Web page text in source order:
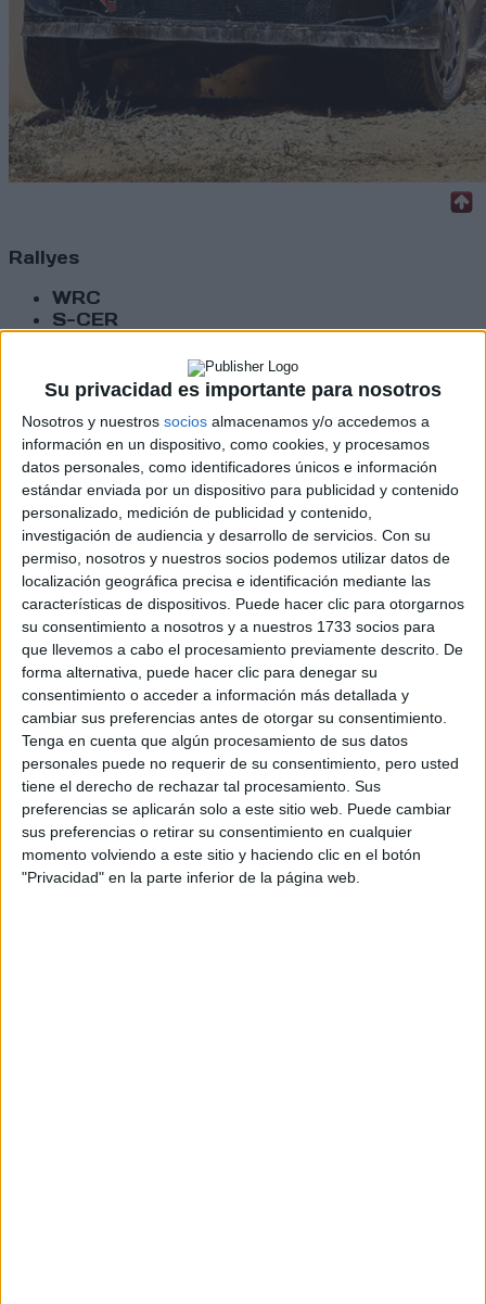
Su privacidad es importante para nosotros
Nosotros y nuestros socios almacenamos y/o accedemos a
información en un dispositivo, como cookies, y procesamos
datos personales, como identificadores únicos e información
estándar enviada por un dispositivo para publicidad y contenido
personalizado, medición de publicidad y contenido,
investigación de audiencia y desarrollo de servicios. Con su
permiso, nosotros y nuestros socios podemos utilizar datos de
localización geográfica precisa e identificación mediante las
características de dispositivos. Puede hacer clic para otorgarnos
su consentimiento a nosotros y a nuestros 1733 socios para
que llevemos a cabo el procesamiento previamente descrito. De
forma alternativa, puede hacer clic para denegar su
consentimiento o acceder a información más detallada y
cambiar sus preferencias antes de otorgar su consentimiento.
Tenga en cuenta que algún procesamiento de sus datos
personales puede no requerir de su consentimiento, pero usted
tiene el derecho de rechazar tal procesamiento. Sus
preferencias se aplicarán solo a este sitio web. Puede cambiar
sus preferencias o retirar su consentimiento en cualquier
momento volviendo a este sitio y haciendo clic en el botón
"Privacidad" en la parte inferior de la página web.
Rallyes
WRC
S-CER
CERT
Internacionales
Campeonatos Autonómicos
Históricos
Dakar
RallyCross
Circuitos
F1
Fórmula E
F2 / F3 / F4
Resistencia
Indycar
Otros
Producto
Producto
Web pensada para poder ofrecer diferentes
productos propios y ajenos para que los
aficionados los puedan adquirir